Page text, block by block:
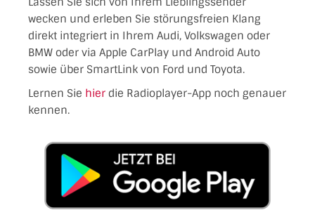
wecken und erleben Sie störungsfreien Klang
direkt integriert in Ihrem Audi, Volkswagen oder
BMW oder via Apple CarPlay und Android Auto
sowie über SmartLink von Ford und Toyota.
Lernen Sie hier die Radioplayer-App noch genauer
kennen.